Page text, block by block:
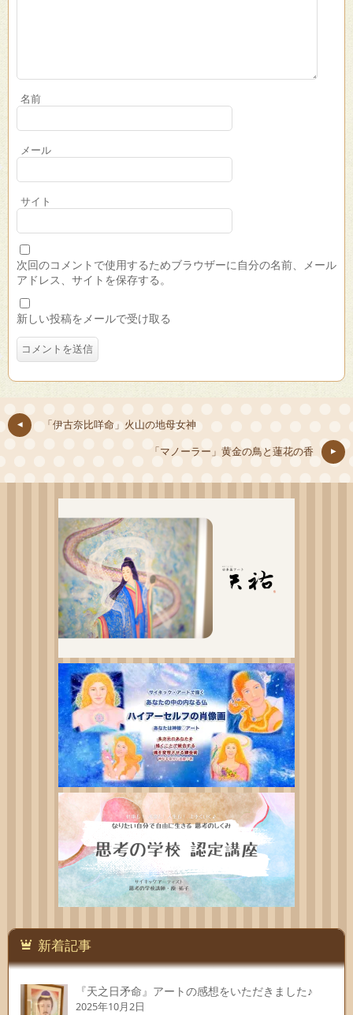
名前
メール
サイト
次回のコメントで使用するためブラウザーに自分の名前、メール
アドレス、サイトを保存する。
新しい投稿をメールで受け取る
「伊古奈比咩命」火山の地母女神
「マノーラー」黄金の鳥と蓮花の香
新着記事
『天之日矛命』アートの感想をいただきました♪
2025年10月2日